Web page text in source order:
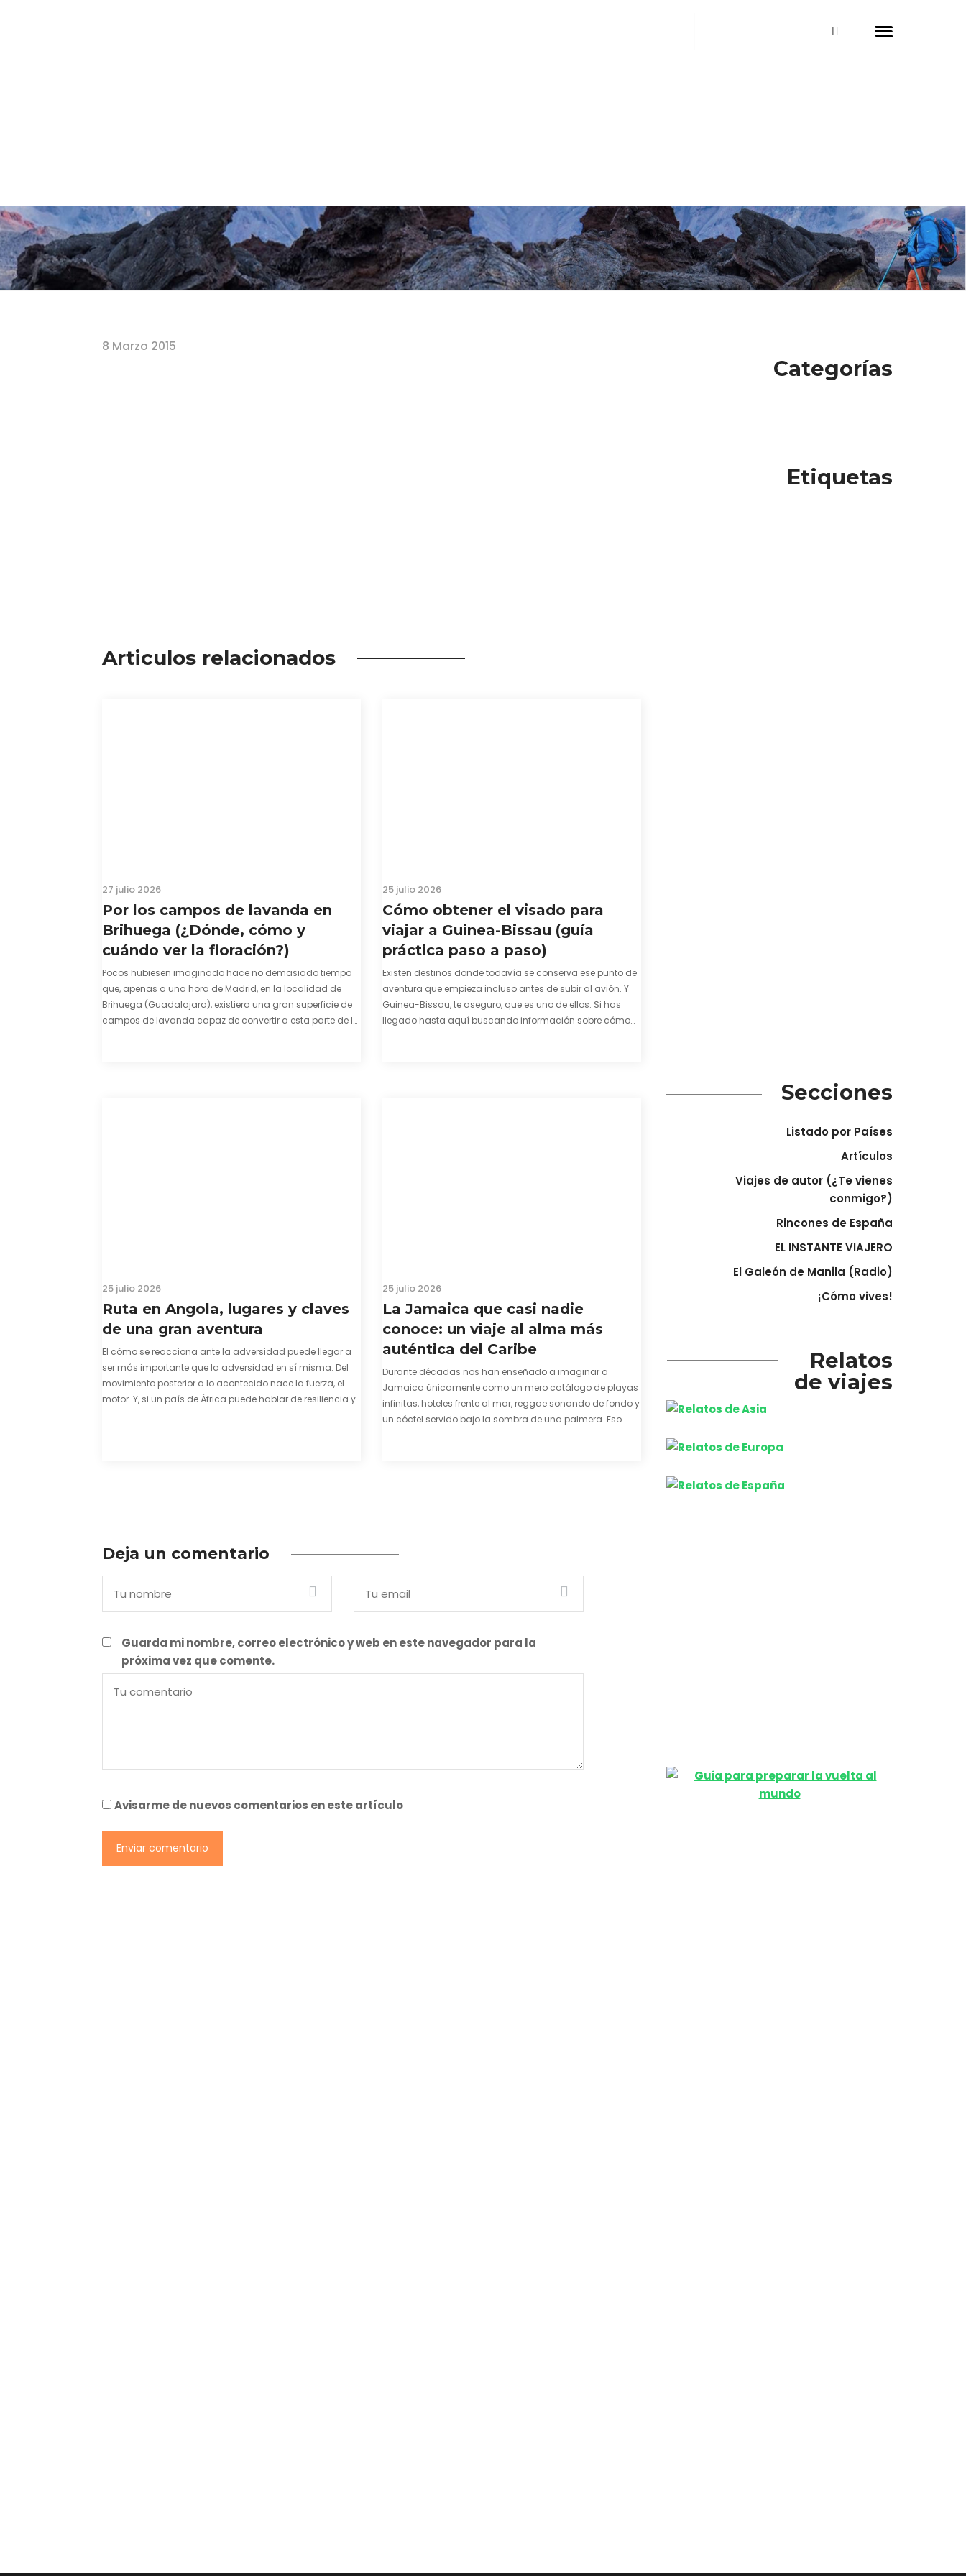
Home8 Marzo 2015
Articulos relacionados
27 julio 2026
Por los campos de lavanda en
Brihuega (¿Dónde, cómo y
cuándo ver la floración?)
Pocos hubiesen imaginado hace no demasiado tiempo
que, apenas a una hora de Madrid, en la localidad de
Brihuega (Guadalajara), existiera una gran superficie de
campos de lavanda capaz de convertir a esta parte de la
25 julio 2026
Cómo obtener el visado para
viajar a Guinea-Bissau (guía
práctica paso a paso)
Existen destinos donde todavía se conserva ese punto de
aventura que empieza incluso antes de subir al avión. Y
Guinea-Bissau, te aseguro, que es uno de ellos. Si has
llegado hasta aquí buscando información sobre cómo
25 julio 2026
Ruta en Angola, lugares y claves
de una gran aventura
El cómo se reacciona ante la adversidad puede llegar a
ser más importante que la adversidad en sí misma. Del
movimiento posterior a lo acontecido nace la fuerza, el
motor. Y, si un país de África puede hablar de resiliencia y
25 julio 2026
La Jamaica que casi nadie
conoce: un viaje al alma más
auténtica del Caribe
Durante décadas nos han enseñado a imaginar a
Jamaica únicamente como un mero catálogo de playas
infinitas, hoteles frente al mar, reggae sonando de fondo y
un cóctel servido bajo la sombra de una palmera. Eso
Deja un comentario
Guarda mi nombre, correo electrónico y web en este navegador para la
próxima vez que comente.
Avisarme de nuevos comentarios en este artículo
Categorías
Etiquetas
Secciones
Listado por Países
Artículos
Viajes de autor (¿Te vienes
conmigo?)
Rincones de España
EL INSTANTE VIAJERO
El Galeón de Manila (Radio)
¡Cómo vives!
Relatos
de viajes